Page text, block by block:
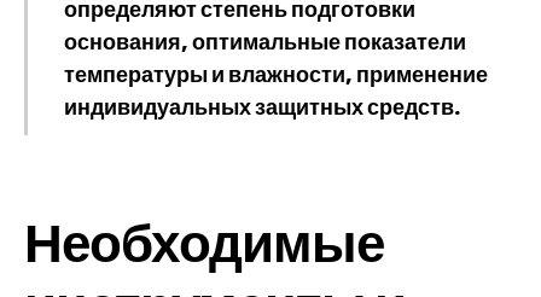
определяют степень подготовки
основания, оптимальные показатели
температуры и влажности, применение
индивидуальных защитных средств.
Необходимые